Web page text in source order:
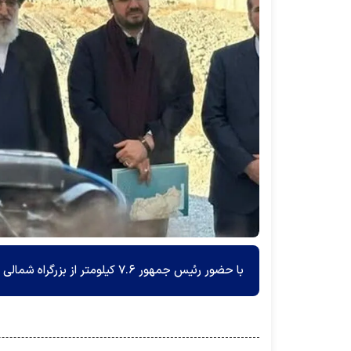
با حضور رئیس جمهور ۷.۶ کیلومتر از بزرگراه شمالی کرج که به نام شهید سلیمانی نامگذاری شده است به بهره‌برداری رسید.